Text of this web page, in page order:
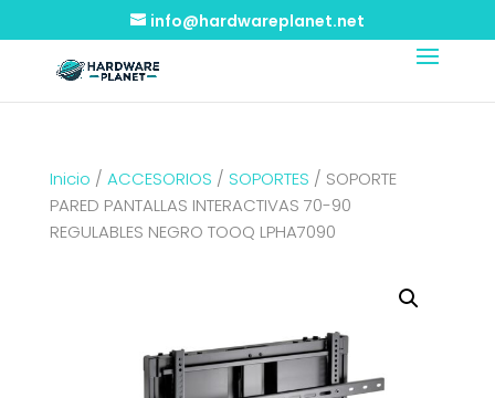
info@hardwareplanet.net
Inicio / ACCESORIOS / SOPORTES / SOPORTE
PARED PANTALLAS INTERACTIVAS 70-90
REGULABLES NEGRO TOOQ LPHA7090